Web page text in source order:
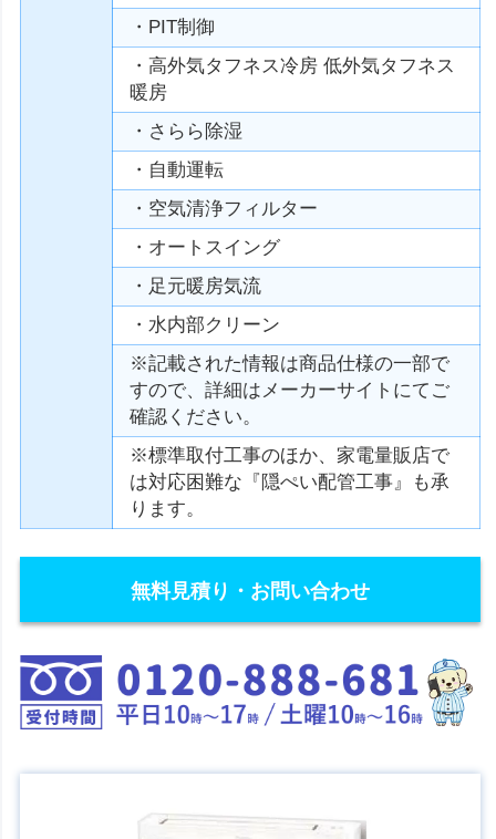
・PIT制御
・高外気タフネス冷房 低外気タフネス
暖房
・さらら除湿
・自動運転
・空気清浄フィルター
・オートスイング
・足元暖房気流
・水内部クリーン
※記載された情報は商品仕様の一部で
すので、詳細はメーカーサイトにてご
確認ください。
※標準取付工事のほか、家電量販店で
は対応困難な『隠ぺい配管工事』も承
ります。
無料見積り・お問い合わせ